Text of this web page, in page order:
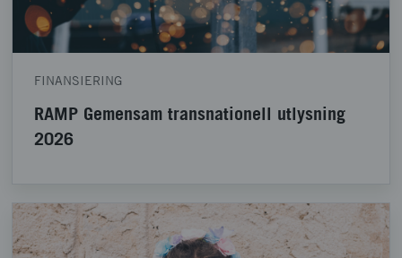
FINANSIERING
RAMP Gemensam transnationell utlysning
2026